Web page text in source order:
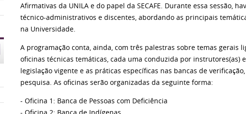
Afirmativas da UNILA e do papel da SECAFE. Durante essa sessão,
técnico-administrativos e discentes, abordando as principais
na Universidade.
A programação conta, ainda, com três palestras sobre temas gerais
oficinas técnicas temáticas, cada uma conduzida por instrutores(as)
legislação vigente e as práticas específicas nas bancas de
pesquisa. As oficinas serão organizadas da seguinte forma:
- Oficina 1: Banca de Pessoas com Deficiência